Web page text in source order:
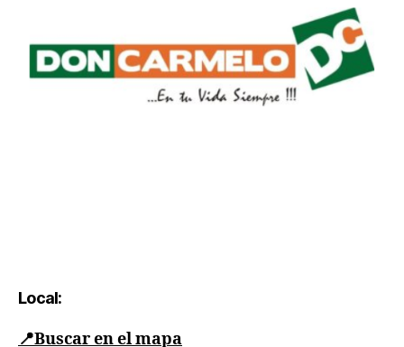
Local:
📍Buscar en el mapa